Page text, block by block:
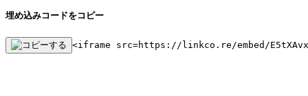
埋め込みコードをコピー
<iframe src=https://linkco.re/embed/